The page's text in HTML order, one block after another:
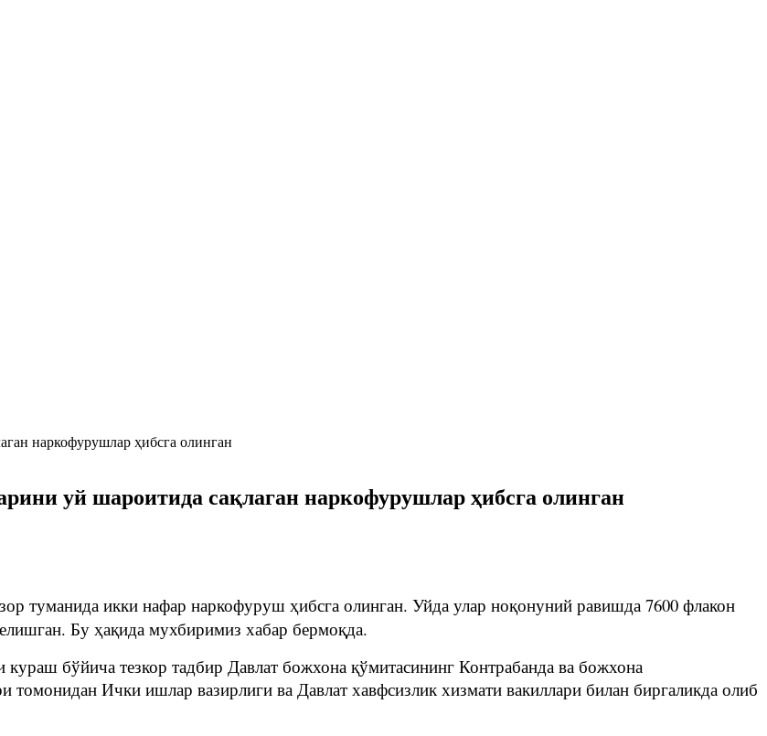
уй шароитида сақлаган наркофурушлар ҳибсга олинган
туманида икки нафар наркофуруш ҳибсга олинган. Уйда улар ноқонуний равишда 7600 флакон
Бу ҳақида мухбиримиз хабар бермоқда.
бўйича тезкор тадбир Давлат божхона қўмитасининг Контрабанда ва божхона
Ички ишлар вазирлиги ва Давлат хавфсизлик хизмати вакиллари билан биргаликда олиб